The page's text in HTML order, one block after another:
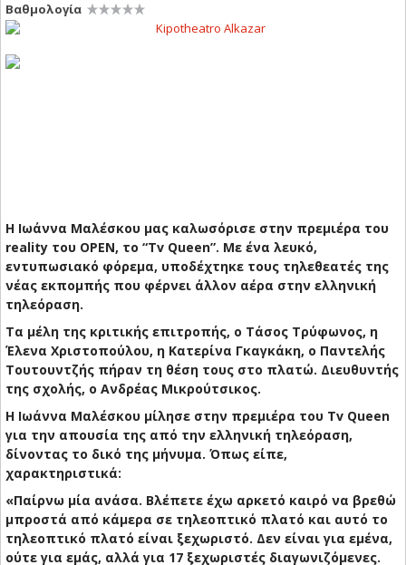
Βαθμολογία
Η Ιωάννα Μαλέσκου μας καλωσόρισε στην πρεμιέρα του
reality του OPEN, το “Tv Queen”. Με ένα λευκό,
εντυπωσιακό φόρεμα, υποδέχτηκε τους τηλεθεατές της
νέας εκπομπής που φέρνει άλλον αέρα στην ελληνική
τηλεόραση.
Τα μέλη της κριτικής επιτροπής, ο Τάσος Τρύφωνος, η
Έλενα Χριστοπούλου, η Κατερίνα Γκαγκάκη, ο Παντελής
Τουτουντζής πήραν τη θέση τους στο πλατώ. Διευθυντής
της σχολής, ο Ανδρέας Μικρούτσικος.
Η Ιωάννα Μαλέσκου μίλησε στην πρεμιέρα του Tv Queen
για την απουσία της από την ελληνική τηλεόραση,
δίνοντας το δικό της μήνυμα. Όπως είπε,
χαρακτηριστικά:
«Παίρνω μία ανάσα. Βλέπετε έχω αρκετό καιρό να βρεθώ
μπροστά από κάμερα σε τηλεοπτικό πλατό και αυτό το
τηλεοπτικό πλατό είναι ξεχωριστό. Δεν είναι για εμένα,
ούτε για εμάς, αλλά για 17 ξεχωριστές διαγωνιζόμενες.